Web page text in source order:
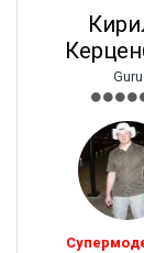
Guru